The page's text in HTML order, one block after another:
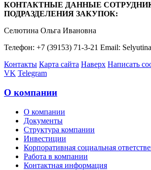
КОНТАКТНЫЕ ДАННЫЕ
ПОДРАЗДЕЛЕНИЯ ЗАКУПОК:
Селютина Ольга Ивановна
Телефон: +7 (39153) 71-3-21 Email:
Контакты Карта сайта Наверх Написать
VK Telegram
О компании
О компании
Документы
Структура компании
Инвестиции
Корпоративная социальная
Работа в компании
Контактная информация